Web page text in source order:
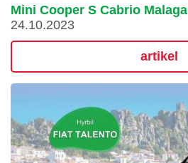
Mini Cooper S Cabrio Malaga
24.10.2023
artikel